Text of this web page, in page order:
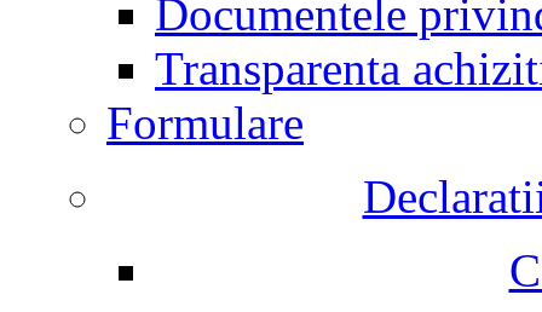
Documentele
Transparenta
Formulare